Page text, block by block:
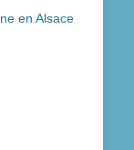
en Alsace